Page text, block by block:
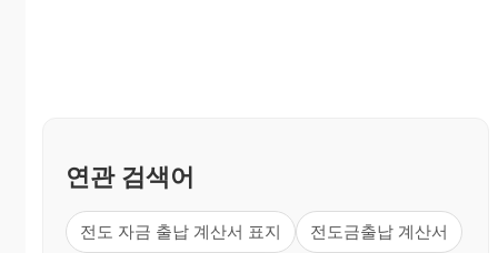
연관 검색어
전도 자금 출납 계산서 표지 전도금출납 계산서